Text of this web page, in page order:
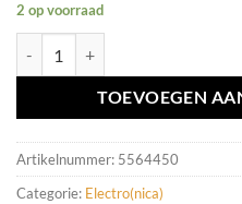
2 op voorraad
TOEVOEGEN
Artikelnummer: 5564450
Categorie: Electro(nica)